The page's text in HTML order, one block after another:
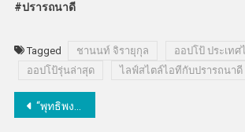
#ปรารถนาดี
Tagged ชานนท์ จิรายุกุล
ออปโป้ ประเทศ
ออปโป้รุ่นล่าสุด
ไลฟ์สไตล์ไอทีกับปรารถนาดี
แนะแนว
“พุทธิพงษ์” จี้ “เอ็ตด้า” ทำคู่มือป้องกันภัยคุกคามทางไซเบอร์